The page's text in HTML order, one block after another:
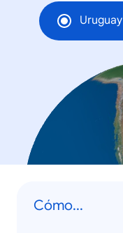
Uruguay
Cómo...